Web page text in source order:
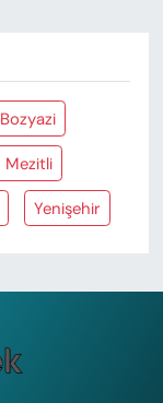
Bozyazi
Mezitli
Yenişehir